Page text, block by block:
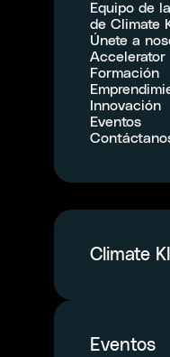
Equipo de
de Climate
Únete a
Accelerator
Formación
Innovación
Eventos
Climate
Eventos